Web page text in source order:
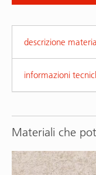
descrizione
informazioni
Materiali che